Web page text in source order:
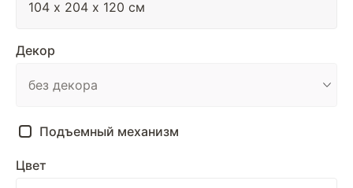
Декор
Подъемный механизм
Цвет